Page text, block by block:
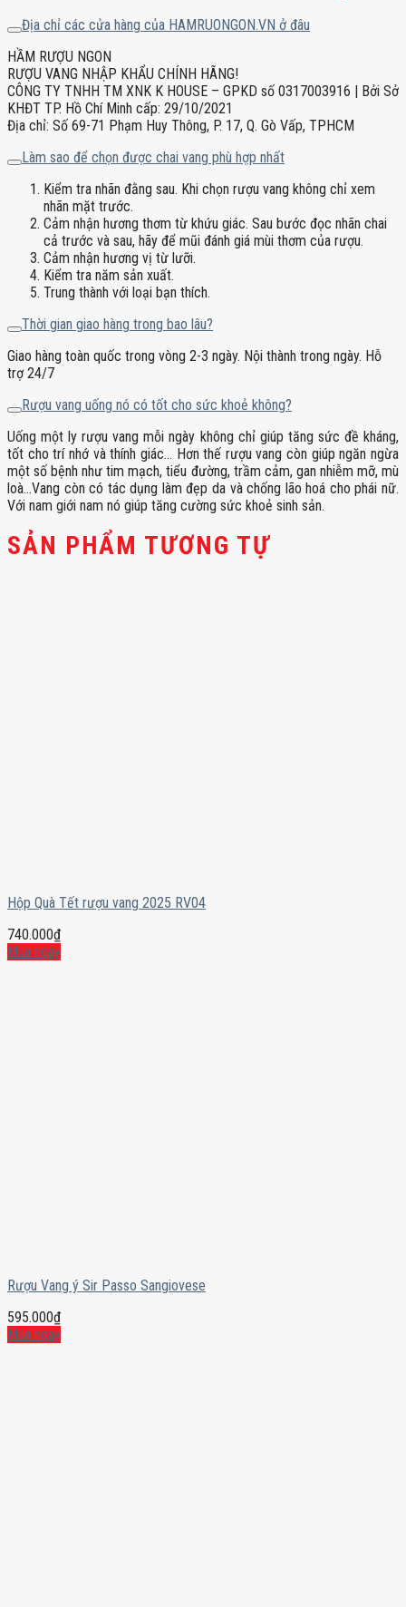
Địa chỉ các cửa hàng của HAMRUONGON.VN ở đâu
HẦM RƯỢU NGON
RƯỢU VANG NHẬP KHẨU CHÍNH HÃNG!
CÔNG TY TNHH TM XNK K HOUSE – GPKD số 0317003916 | Bởi Sở
KHĐT TP. Hồ Chí Minh cấp: 29/10/2021
Địa chỉ: Số 69-71 Phạm Huy Thông, P. 17, Q. Gò Vấp, TPHCM
Làm sao để chọn được chai vang phù hợp nhất
Kiểm tra nhãn đằng sau. Khi chọn rượu vang không chỉ xem
nhãn mặt trước.
Cảm nhận hương thơm từ khứu giác. Sau bước đọc nhãn chai
cả trước và sau, hãy để mũi đánh giá mùi thơm của rượu.
Cảm nhận hương vị từ lưỡi.
Kiểm tra năm sản xuất.
Trung thành với loại bạn thích.
Thời gian giao hàng trong bao lâu?
Giao hàng toàn quốc trong vòng 2-3 ngày. Nội thành trong ngày. Hỗ
trợ 24/7
Rượu vang uống nó có tốt cho sức khoẻ không?
Uống một ly rượu vang mỗi ngày không chỉ giúp tăng sức đề kháng,
tốt cho trí nhớ và thính giác… Hơn thế rượu vang còn giúp ngăn ngừa
một số bệnh như tim mạch, tiểu đường, trầm cảm, gan nhiễm mỡ, mù
loà…Vang còn có tác dụng làm đẹp da và chống lão hoá cho phái nữ.
Với nam giới nam nó giúp tăng cường sức khoẻ sinh sản.
SẢN PHẨM TƯƠNG TỰ
Hộp Quà Tết rượu vang 2025 RV04
740.000₫
Mua ngay
Rượu Vang ý Sir Passo Sangiovese
595.000₫
Mua ngay